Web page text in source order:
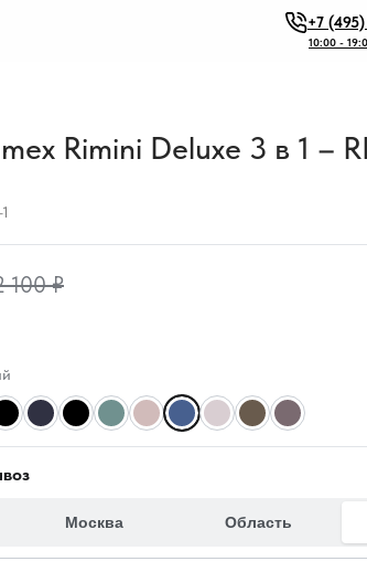
+7
10:00 -
Rimini Deluxe 3 в 1 –
100 ₽
Москва Область